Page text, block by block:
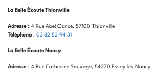
La Belle Écoute Thionville
Adresse: 4 Rue Abel Gance, 57100 Thionville
Téléphone: 03 82 53 94 31
La Belle Écoute Nancy
Adresse: 4 Rue Catherine Sauvage, 54270 Essey-lès-Nancy